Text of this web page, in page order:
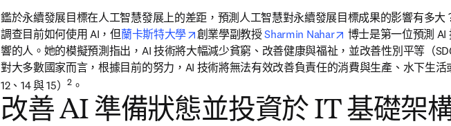
鑑於永續發展目標在人工智慧發展上的差距，預測人工智慧對永續發展目標成果的影響有多大
調查目前如何使用 AI，但蘭卡斯特大學 opens in new tab/window
創業學副教授 Sharmin Nahar opens in new tab/
博士是第一位預測 AI
響的人。她的模擬預測指出，AI 技術將大幅減少貧窮、改善健康與福祉，並改善性別平等（
對大多數國家而言，根據目前的努力，AI 技術將無法有效改善負責任的消費與生產、水下生活
12、14 與 15）2 。
改善 AI 準備狀態並投資於 IT 基礎架